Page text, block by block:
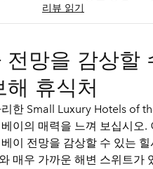
리뷰 읽기
전망을 감상할
해 휴식처
한 Small Luxury Hotels of
이의 매력을 느껴 보십시오.
이 전망을 감상할 수 있는 힐
매우 가까운 해변 스위트가